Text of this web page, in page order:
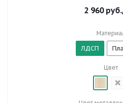
2 960руб.
ЛДСП
Цвет